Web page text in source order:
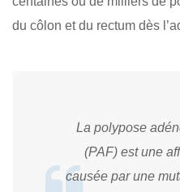
du côlon et du rectum dès
La polypose
(PAF) est une
causée par une